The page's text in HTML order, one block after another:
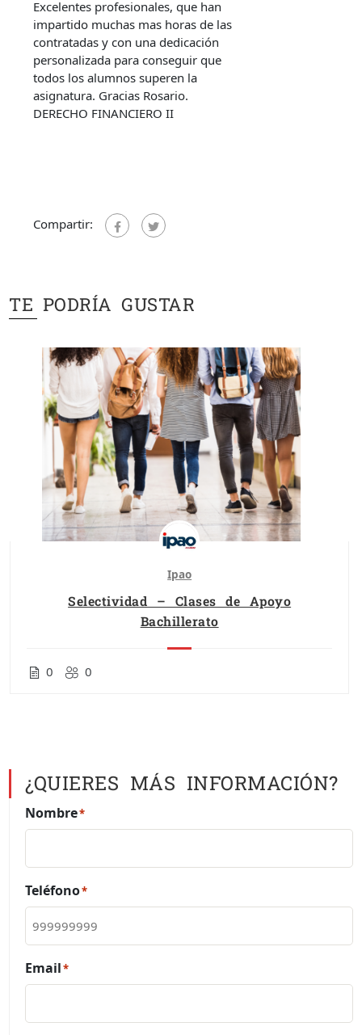
Excelentes profesionales, que han
impartido muchas mas horas de las
contratadas y con una dedicación
personalizada para conseguir que
todos los alumnos superen la
asignatura. Gracias Rosario.
DERECHO FINANCIERO II
Compartir:
TE PODRÍA GUSTAR
Ipao
Selectividad – Clases de Apoyo
Bachillerato
0 0
¿QUIERES MÁS INFORMACIÓN?
Nombre*
Teléfono*
Email*